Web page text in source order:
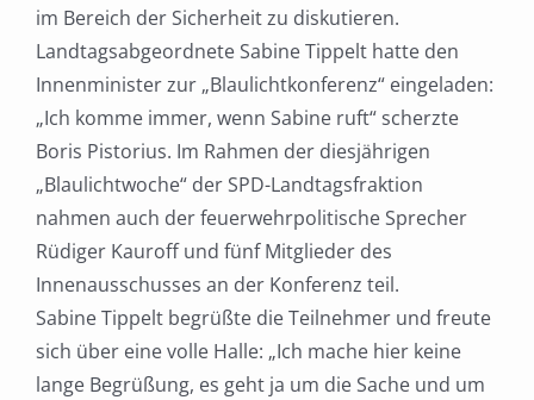
im Bereich der Sicherheit zu diskutieren.
Landtagsabgeordnete Sabine Tippelt hatte den
Innenminister zur „Blaulichtkonferenz“ eingeladen:
„Ich komme immer, wenn Sabine ruft“scherzte
Boris Pistorius. Im Rahmen der diesjährigen
„Blaulichtwoche“ der SPD-Landtagsfraktion
nahmen auch der feuerwehrpolitische Sprecher
Rüdiger Kauroff und fünf Mitglieder des
Innenausschusses an der Konferenz teil.
Sabine Tippelt begrüßte die Teilnehmer und freute
sich über eine volle Halle: „Ich mache hier keine
lange Begrüßung, es geht ja um die Sache und um